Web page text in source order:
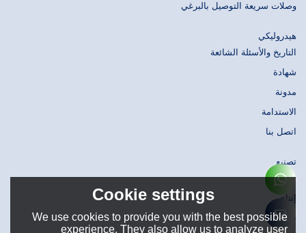
وصلات سريعة التوصيل بالبرغي
هيدروليكي
التاريخ والأسئلة الشائعة
شهادة
مدونة
الاستدامة
اتصل بنا
تصنيع
تصميم
إنتاج
حَشد
Cookie settings
We use cookies to provide you with the best possible
experience. They also allow us to analyze user